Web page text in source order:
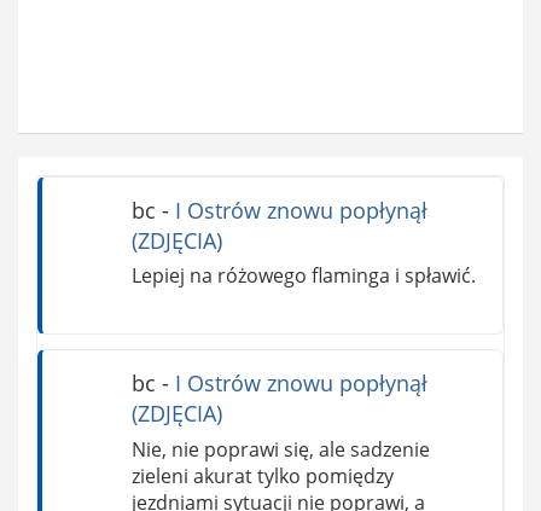
bc - I Ostrów znowu popłynął
(ZDJĘCIA)
Lepiej na różowego flaminga i spławić.
bc - I Ostrów znowu popłynął
(ZDJĘCIA)
Nie, nie poprawi się, ale sadzenie
zieleni akurat tylko pomiędzy
jezdniami sytuacji nie poprawi, a